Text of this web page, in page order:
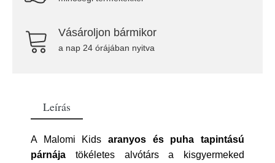
Vásároljon bármikor
a nap 24 órájában nyitva
Leírás
A Malomi Kids aranyos és puha tapintású
párnája tökéletes alvótárs a kisgyermeked